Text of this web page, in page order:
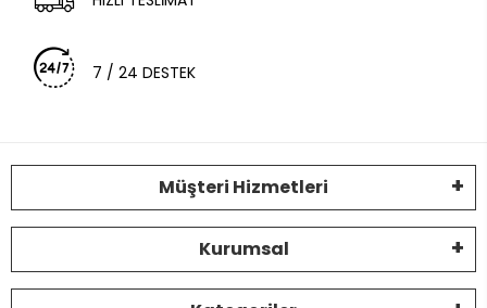
7 / 24 DESTEK
Müşteri Hizmetleri
Kurumsal